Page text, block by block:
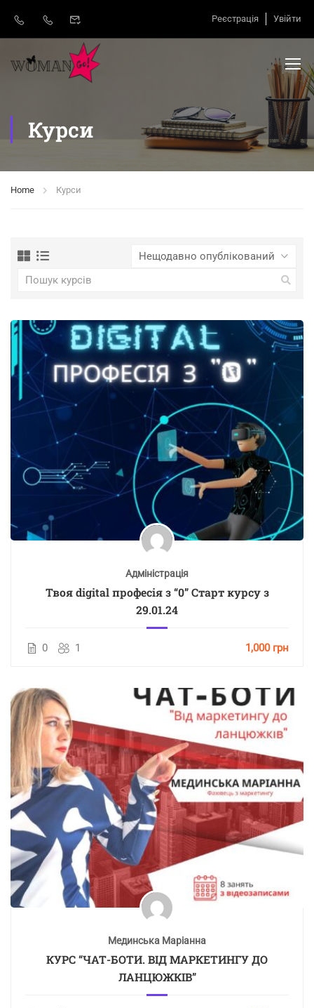
Реєстрація Увійти
Курси
Home Курси
Адміністрація
Твоя digital професія з “0” Старт курсу з
29.01.24
0 1 1,000 грн
Мединська Маріанна
КУРС “ЧАТ-БОТИ. ВІД МАРКЕТИНГУ ДО
ЛАНЦЮЖКІВ”